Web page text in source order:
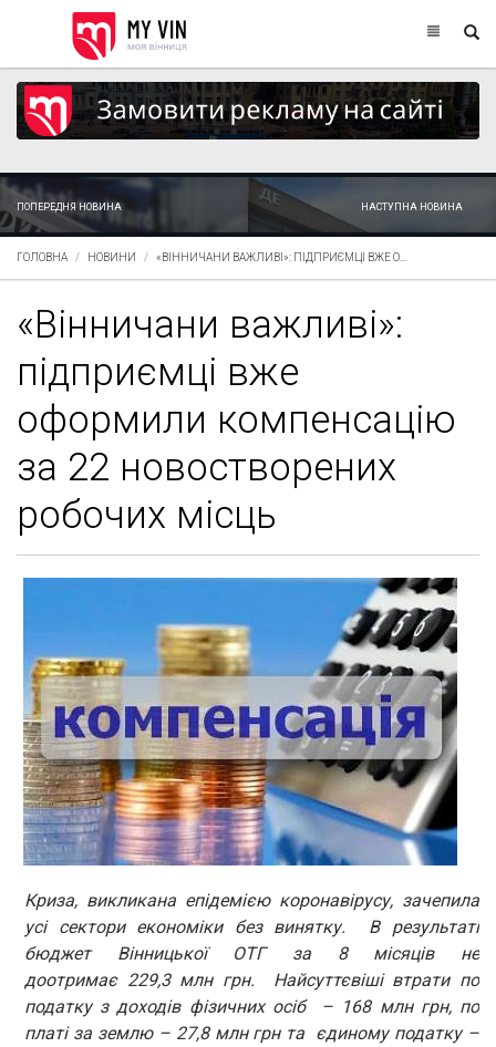
ПОПЕРЕДНЯ НОВИНА НАСТУПНА НОВИНА
ГОЛОВНА НОВИНИ «ВІННИЧАНИ ВАЖЛИВІ»: ПІДПРИЄМЦІ ВЖЕ О...
«Вінничани важливі»:
підприємці вже
оформили компенсацію
за 22 новостворених
робочих місць
Криза, викликана епідемією коронавірусу, зачепила
усі сектори економіки без винятку. В результаті
бюджет Вінницької ОТГ за 8 місяців не
доотримає 229,3 млн грн. Найсуттєвіші втрати по
податку з доходів фізичних осіб – 168 млн грн, по
платі за землю – 27,8 млн грн та єдиному податку –